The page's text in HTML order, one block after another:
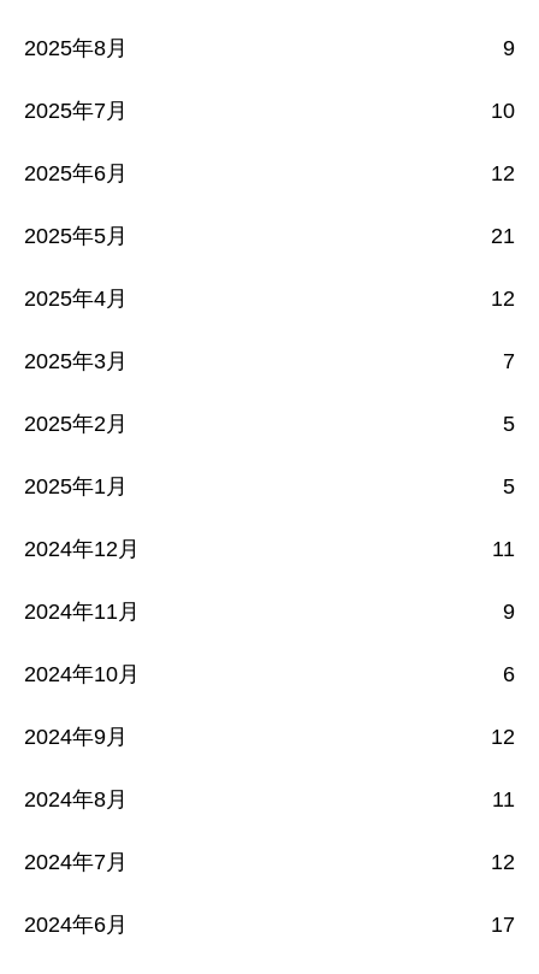
2025年8月 9
2025年7月 10
2025年6月 12
2025年5月 21
2025年4月 12
2025年3月 7
2025年2月 5
2025年1月 5
2024年12月 11
2024年11月 9
2024年10月 6
2024年9月 12
2024年8月 11
2024年7月 12
2024年6月 17